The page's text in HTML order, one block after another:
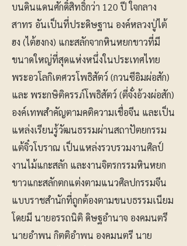
บนดินแดนศักดิ์สิทธิ์กว่า 120 ปี ใจกลาง
สาทร อันเป็นที่ประดิษฐาน องค์หลวงปู่ไต้
ฮง (ไต้ฮงกง) แกะสลักจากหินหยกขาวที่มี
ขนาดใหญ่ที่สุดแห่งหนึ่งในประเทศไทย
พระอวโลกิเตศวรโพธิสัตว์ (กวนซีอิมผ่อสัก)
และ พระกษิติครรภ์โพธิสัตว์ (ตี่จั๋งอ้วงผ่อสัก)
องค์เทพสำคัญตามคติความเชื่อจีน และเป็น
แหล่งเรียนรู้วัฒนธรรมผ่านสถาปัตยกรรม
แต้จิ๋วโบราณ เป็นแหล่งรวบรวมงานศิลป์
งานไม้แกะสลัก และงานจิตรกรรมหินหยก
ขาวแกะสลักตกแต่งตามแนวศิลปกรรมจีน
แบบราชสำนักที่ถูกต้องตามขนบธรรมเนียม
โดยมี นายอรรถนิติ ดิษฐอํานาจ องคมนตรี
นายอําพน กิตติอําพน องคมนตรี นาย